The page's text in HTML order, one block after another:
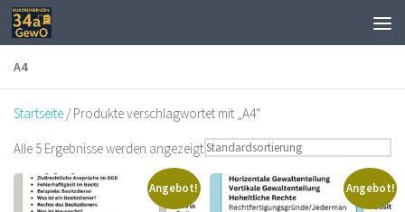
Zum Inhalt springen
A4
Startseite / Produkte verschlagwortet mit „A4“
Alle 5 Ergebnisse werden angezeigt
Angebot! Angebot!